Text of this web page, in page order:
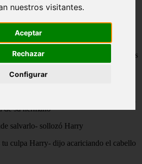
nuestros visitantes.
Aceptar
Rechazar
Configurar
Malfoy- Me libré de él, por fin.
pobretón?- dijo justo antes de recibir
también?- lloró Hermione
hazlo por el bebé- Harry tenía los ojos
más fuerte que había recibido nunca,
iba a ser padre, Hermione estaba
lo supo, no pudieron darle la noticia
abrazándolo y mirando por encima del
de su hermano
salvarlo- sollozó Harry
culpa Harry- dijo acariciando el cabello